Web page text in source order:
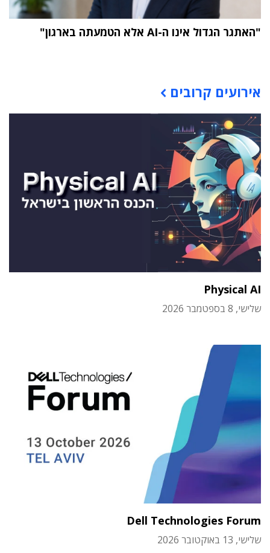
"האתגר הגדול אינו ה-AI אלא הטמעתה בארגון"
אירועים קרובים
Physical AI
שלישי, 8 בספטמבר 2026
Dell Technologies Forum
שלישי, 13 באוקטובר 2026